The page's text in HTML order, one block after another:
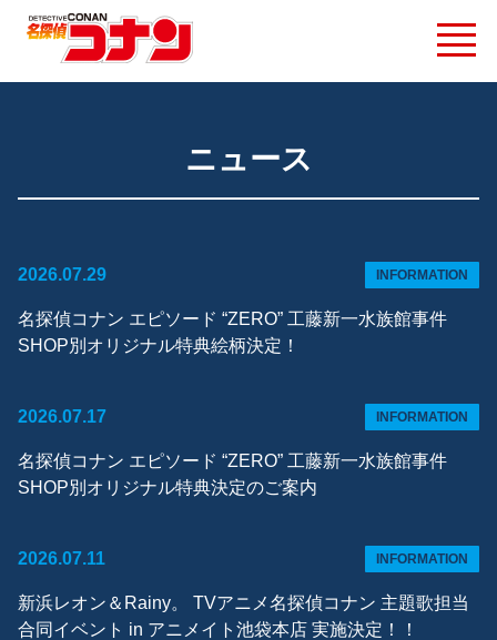
ニュース
2026.07.29 INFORMATION
名探偵コナン エピソード “ZERO” ⼯藤新⼀⽔族館事件
SHOP別オリジナル特典絵柄決定！
2026.07.17 INFORMATION
名探偵コナン エピソード “ZERO” ⼯藤新⼀⽔族館事件
SHOP別オリジナル特典決定のご案内
2026.07.11 INFORMATION
新浜レオン＆Rainy。 TVアニメ名探偵コナン 主題歌担当
合同イベント in アニメイト池袋本店 実施決定！！